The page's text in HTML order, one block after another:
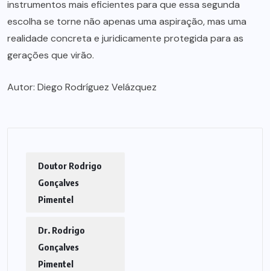
instrumentos mais eficientes para que essa segunda
escolha se torne não apenas uma aspiração, mas uma
realidade concreta e juridicamente protegida para as
gerações que virão.
Autor: Diego Rodríguez Velázquez
Doutor Rodrigo
Gonçalves
Pimentel
Dr. Rodrigo
Gonçalves
Pimentel